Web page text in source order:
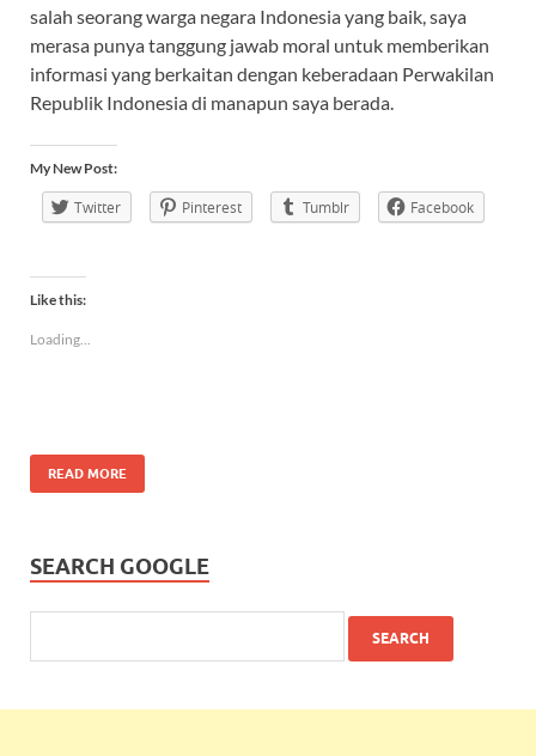
salah seorang warga negara Indonesia yang baik, saya
merasa punya tanggung jawab moral untuk memberikan
informasi yang berkaitan dengan keberadaan Perwakilan
Republik Indonesia di manapun saya berada.
My New Post:
Twitter Pinterest Tumblr Facebook
Like this:
Loading...
READ MORE
SEARCH GOOGLE